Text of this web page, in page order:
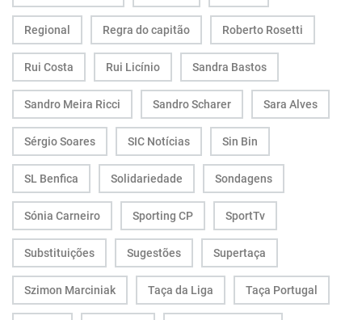
Regional Regra do capitão Roberto Rosetti
Rui Costa Rui Licínio Sandra Bastos
Sandro Meira Ricci Sandro Scharer Sara Alves
Sérgio Soares SIC Notícias Sin Bin
SL Benfica Solidariedade Sondagens
Sónia Carneiro Sporting CP SportTv
Substituições Sugestões Supertaça
Szimon Marciniak Taça da Liga Taça Portugal